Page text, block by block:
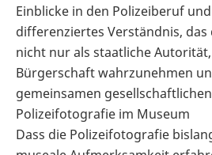
Einblicke in den Polizeiberuf
differenziertes Verständnis, das
nicht nur als staatliche
Bürgerschaft wahrzunehmen
gemeinsamen
Polizeifotografie im Museum
Dass die Polizeifotografie